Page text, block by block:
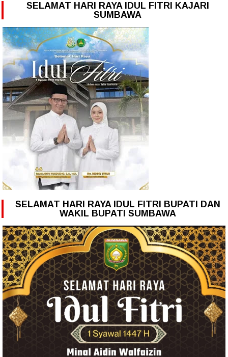
SELAMAT HARI RAYA IDUL FITRI KAJARI
SUMBAWA
SELAMAT HARI RAYA IDUL FITRI BUPATI DAN
WAKIL BUPATI SUMBAWA